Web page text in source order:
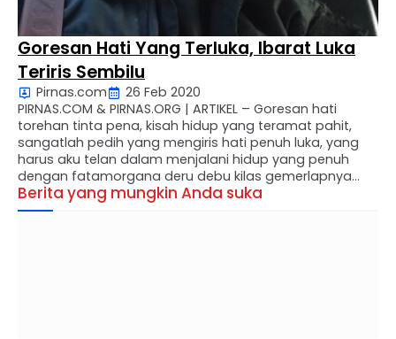
Goresan Hati Yang Terluka, Ibarat Luka
Teriris Sembilu
Pirnas.com
26 Feb 2020
PIRNAS.COM & PIRNAS.ORG | ARTIKEL – Goresan hati
torehan tinta pena, kisah hidup yang teramat pahit,
sangatlah pedih yang mengiris hati penuh luka, yang
harus aku telan dalam menjalani hidup yang penuh
dengan fatamorgana deru debu kilas gemerlapnya
roda roda kehidupan. Kisah Hidup …
Berita yang mungkin Anda suka